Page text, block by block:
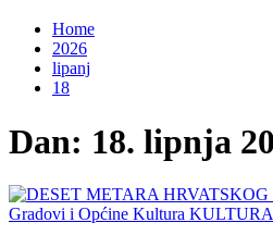
Home
2026
lipanj
18
Dan: 18. lipnja
Gradovi i Općine Kultura KULTURA